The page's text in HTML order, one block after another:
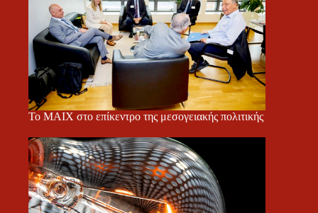
Το ΜΑΙΧ στο επίκεντρο της μεσογειακής πολιτικής